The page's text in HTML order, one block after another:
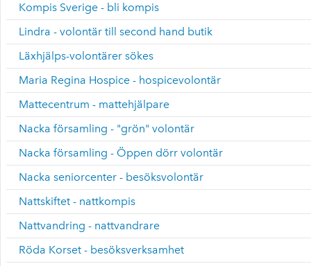
Kompis Sverige - bli kompis
Lindra - volontär till second hand butik
Läxhjälps-volontärer sökes
Maria Regina Hospice - hospicevolontär
Mattecentrum - mattehjälpare
Nacka församling - "grön" volontär
Nacka församling - Öppen dörr volontär
Nacka seniorcenter - besöksvolontär
Nattskiftet - nattkompis
Nattvandring - nattvandrare
Röda Korset - besöksverksamhet